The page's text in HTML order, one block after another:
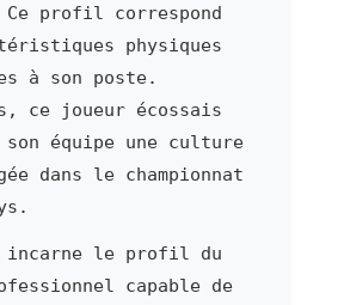
profil correspond
physiques
à son poste.
ce joueur écossais
son équipe une culture
dans le championnat
le profil du
capable de